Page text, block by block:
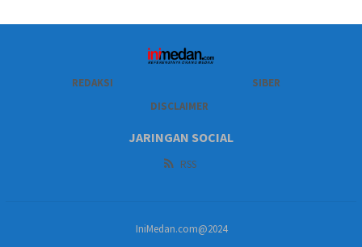
REDAKSI
SIBER
DISCLAIMER
JARINGAN SOCIAL
RSS
IniMedan.com@2024